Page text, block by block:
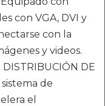
con VGA, DVI y
con la
y videos.
DISTRIBUCIÓN DE
de
el